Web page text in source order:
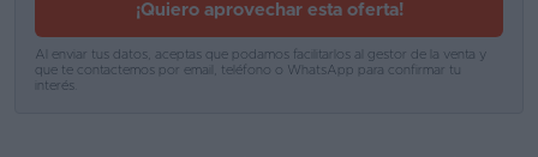
2026
¡Quiero aprovechar esta oferta!
Al enviar tus datos, aceptas que podamos facilitarlos al gestor de la venta y
que te contactemos por email, teléfono o WhatsApp para confirmar tu
interés.